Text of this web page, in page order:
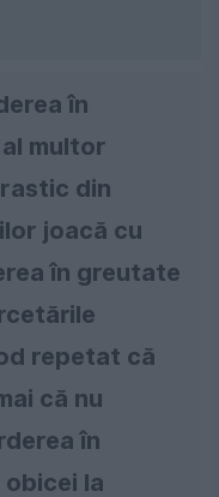
în
multor
din
joacă cu
în greutate
repetat că
că nu
în
la